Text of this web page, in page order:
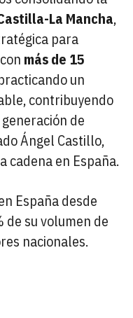
La Mancha,
para
más de 15
un
contribuyendo
de
Ángel Castillo,
cadena en España.
España desde
de su volumen de
nacionales.